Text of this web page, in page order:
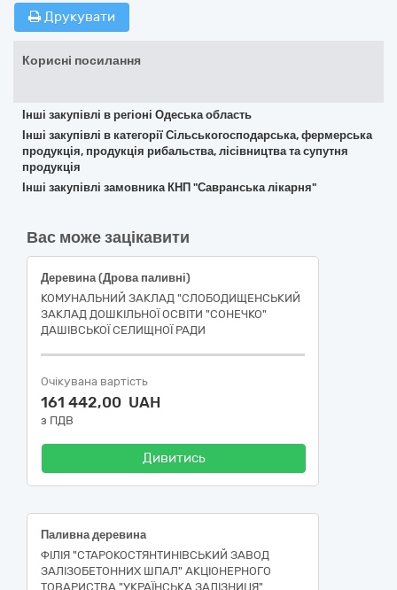
Друкувати
Корисні посилання
Інші закупівлі в регіоні Одеська область
Інші закупівлі в категорії Сільськогосподарська, фермерська
продукція, продукція рибальства, лісівництва та супутня
продукція
Інші закупівлі замовника КНП "Савранська лікарня"
Вас може зацікавити
Деревина (Дрова паливні)
КОМУНАЛЬНИЙ ЗАКЛАД "СЛОБОДИЩЕНСЬКИЙ
ЗАКЛАД ДОШКІЛЬНОЇ ОСВІТИ "СОНЕЧКО"
ДАШІВСЬКОЇ СЕЛИЩНОЇ РАДИ
Очікувана вартість
161 442,00 UAH
з ПДВ
Дивитись
Паливна деревина
ФІЛІЯ "СТАРОКОСТЯНТИНІВСЬКИЙ ЗАВОД
ЗАЛІЗОБЕТОННИХ ШПАЛ" АКЦІОНЕРНОГО
ТОВАРИСТВА "УКРАЇНСЬКА ЗАЛІЗНИЦЯ"